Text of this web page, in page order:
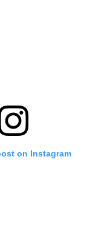
on Instagram